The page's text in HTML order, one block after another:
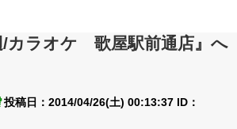
/カラオケ 歌屋駅前通店』へ
投稿日：2014/04/26(土) 00:13:37 ID：